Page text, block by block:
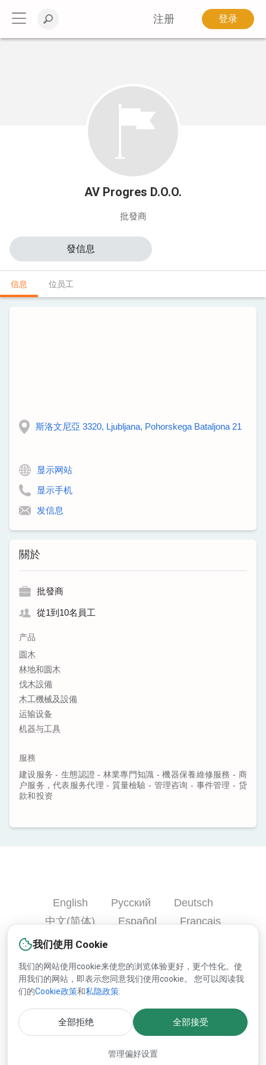
注册 登录
AV Progres D.O.O.
批發商
信息 位员工
發信息
關於
批發商
從1到10名員工
产品
圆木
林地和圆木
伐木設備
木工機械及設備
运输设备
机器与工具
服務
建设服务 - 生態認證 - 林業專門知識 - 機器保養維修服務 - 商
户服务，代表服务代理 - 質量檢驗 - 管理咨询 - 事件管理 - 贷
款和投资
斯洛文尼亞 3320, Ljubljana, Pohorskega Bataljona 21
显示网站
显示手机
发信息
我们使用 Cookie
我们的网站使用cookie来使您的浏览体验更好，更个性化。使
用我们的网站，即表示您同意我们使用cookie。 您可以阅读我
们的Cookie政策和私隐政策
全部拒绝 全部接受
管理偏好设置
English Русский
Deutsch
中文(简体)
Español
Français
Português
हिन्दी
版权© 2000-2025 Lesprom Network 并保留所有权力.
关于Lesprom内容的再版必须预先持有Lesprom书面的许可.
許可協議和 隱私政策